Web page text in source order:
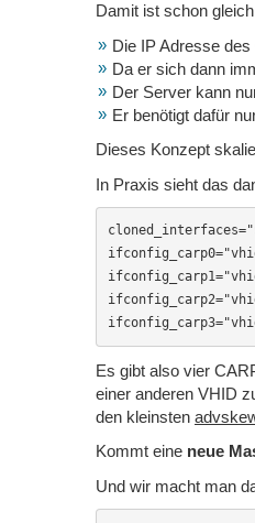
Damit ist schon
Die IP Adresse
Da er sich dann
Der Server kann
Er benötigt dafür
Dieses Konzept
In Praxis sieht das
Es gibt also vier
einer anderen VHID
den kleinsten
Kommt eine neue
Und wir macht man